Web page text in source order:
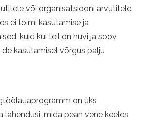
või organisatsiooni arvutitele.
ei toimi kasutamise ja
kuid kui teil on huvi ja soov
kasutamisel võrgus palju
on üks
lahendusi, mida pean vene keeles